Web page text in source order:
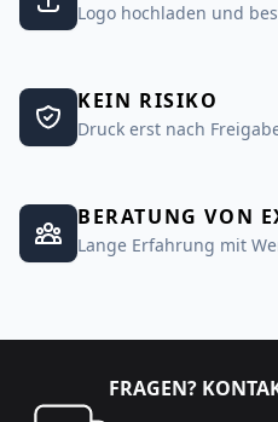
Logo hochladen und
KEIN RISIKO
Druck erst nach
BERATUNG VON
Lange Erfahrung mit
FRAGEN?